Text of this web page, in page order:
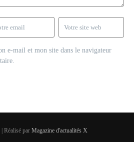
e-mail et mon site dans le navigateur
Réalisé par Magazine d'actualités X